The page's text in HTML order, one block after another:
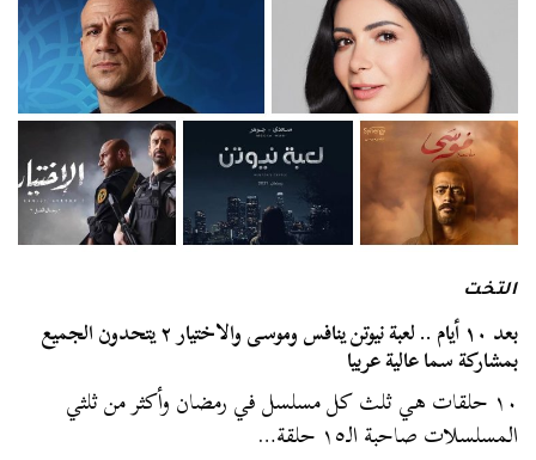
التخت
بعد ١٠ أيام .. لعبة نيوتن ينافس وموسى والاختيار ٢ يتحدون الجميع
بمشاركة سما عالية عربيا
١٠ حلقات هي ثلث كل مسلسل في رمضان وأكثر من ثلثي
المسلسلات صاحبة الـ١٥ حلقة…